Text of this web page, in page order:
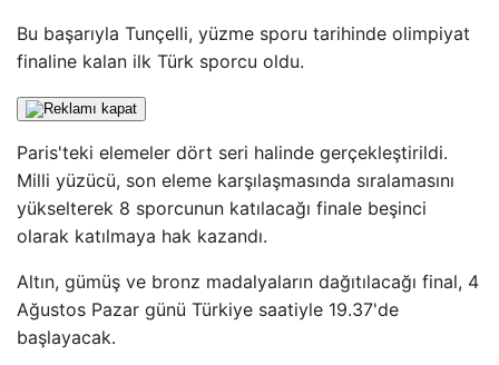
Bu başarıyla Tunçelli, yüzme sporu tarihinde olimpiyat
finaline kalan ilk Türk sporcu oldu.
Paris'teki elemeler dört seri halinde gerçekleştirildi.
Milli yüzücü, son eleme karşılaşmasında sıralamasını
yükselterek 8 sporcunun katılacağı finale beşinci
olarak katılmaya hak kazandı.
Altın, gümüş ve bronz madalyaların dağıtılacağı final, 4
Ağustos Pazar günü Türkiye saatiyle 19.37'de
başlayacak.